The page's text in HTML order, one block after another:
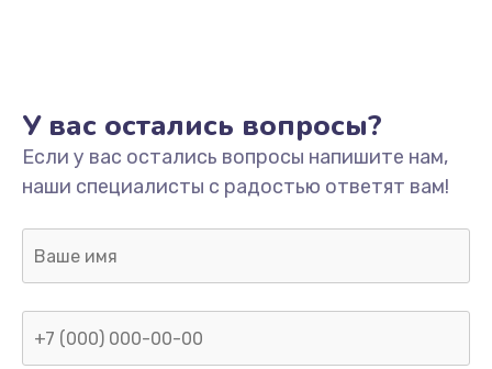
У вас остались вопросы?
Если у вас остались вопросы напишите нам,
наши специалисты с радостью ответят вам!